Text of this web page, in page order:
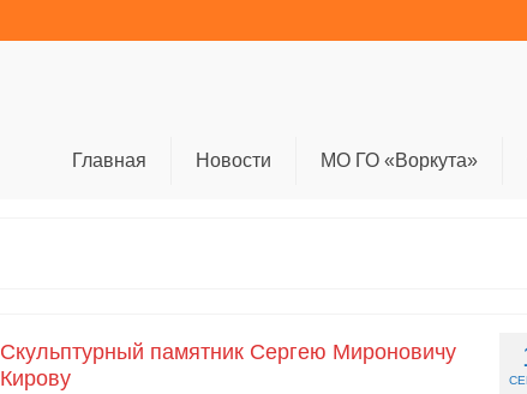
Главная Новости МО ГО «Воркута»
Скульптурный памятник Сергею Мироновичу
Кирову